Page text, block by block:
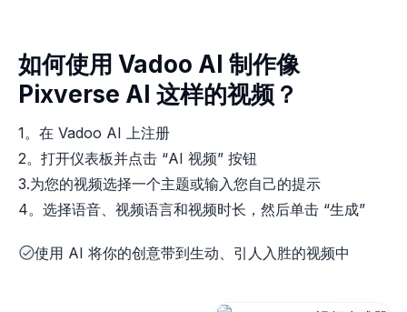
如何使用 Vadoo AI 制作像
Pixverse AI 这样的视频？
1。在 Vadoo AI 上注册
2。打开仪表板并点击 “AI 视频” 按钮
3.为您的视频选择一个主题或输入您自己的提示
4。选择语音、视频语言和视频时长，然后单击 “生成”
使用 AI 将你的创意带到生动、引人入胜的视频中